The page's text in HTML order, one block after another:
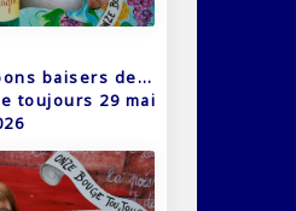
baisers de…
toujours 29 mai